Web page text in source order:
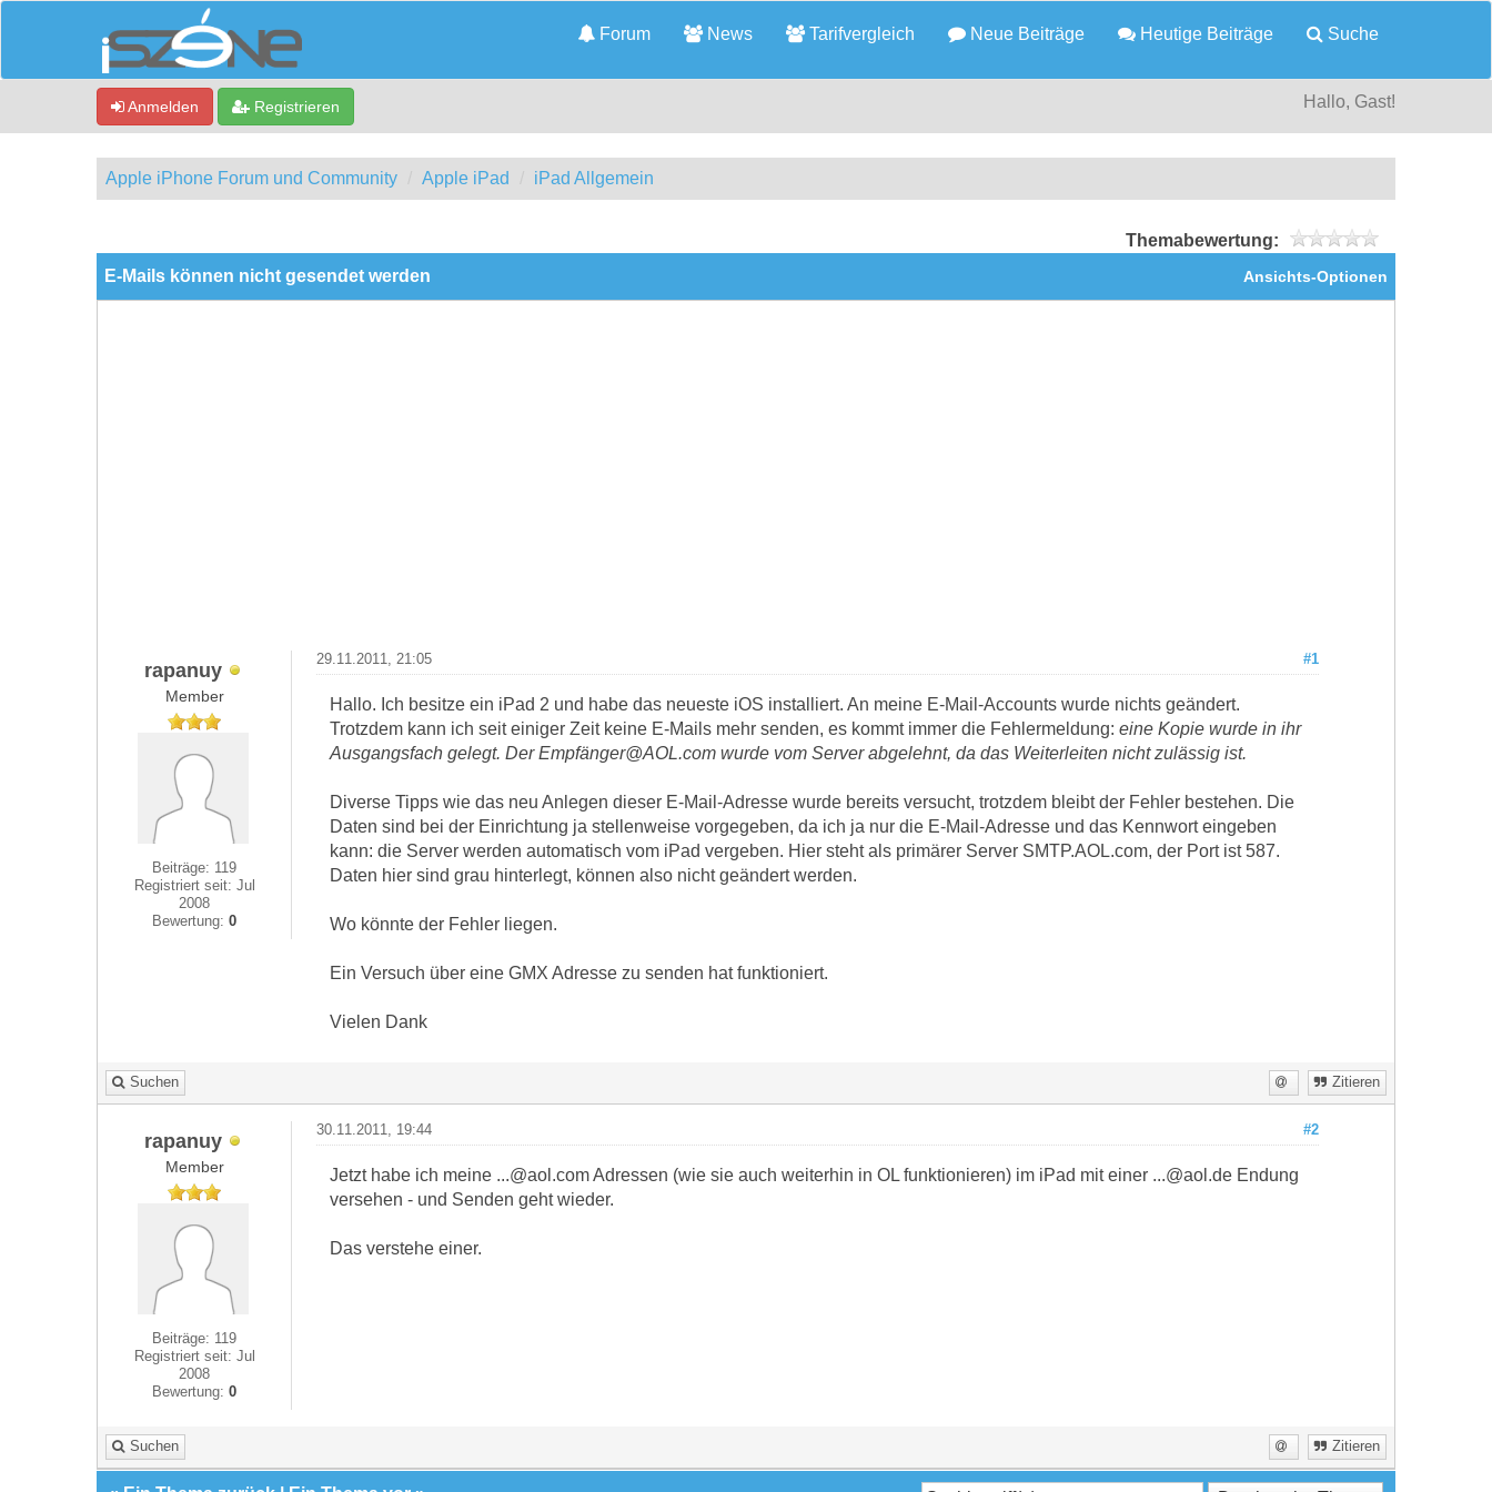
Forum News Tarifvergleich Neue Beiträge Heutige Beiträge Suche
Anmelden Registrieren Hallo, Gast!
Apple iPhone Forum und Community Apple iPad iPad Allgemein
Themabewertung:
Ansichts-Optionen
E-Mails können nicht gesendet werden
rapanuy
Member
Beiträge: 119
Registriert seit: Jul
2008
Bewertung:0
#1
29.11.2011, 21:05
Hallo. Ich besitze ein iPad 2 und habe das neueste iOS installiert. An meine E-Mail-Accounts wurde nichts geändert.
Trotzdem kann ich seit einiger Zeit keine E-Mails mehr senden, es kommt immer die Fehlermeldung: eine Kopie wurde in ihr
Ausgangsfach gelegt. Der Empfänger@AOL.com wurde vom Server abgelehnt, da das Weiterleiten nicht zulässig ist.
Diverse Tipps wie das neu Anlegen dieser E-Mail-Adresse wurde bereits versucht, trotzdem bleibt der Fehler bestehen. Die
Daten sind bei der Einrichtung ja stellenweise vorgegeben, da ich ja nur die E-Mail-Adresse und das Kennwort eingeben
kann: die Server werden automatisch vom iPad vergeben. Hier steht als primärer Server SMTP.AOL.com, der Port ist 587.
Daten hier sind grau hinterlegt, können also nicht geändert werden.
Wo könnte der Fehler liegen.
Ein Versuch über eine GMX Adresse zu senden hat funktioniert.
Vielen Dank
Suchen Zitieren
rapanuy
Member
Beiträge: 119
Registriert seit: Jul
2008
Bewertung:0
#2
30.11.2011, 19:44
Jetzt habe ich meine ...@aol.com Adressen (wie sie auch weiterhin in OL funktionieren) im iPad mit einer ...@aol.de Endung
versehen - und Senden geht wieder.
Das verstehe einer.
Suchen Zitieren